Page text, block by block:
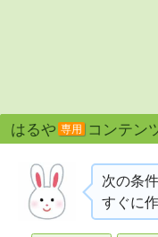
はるや 専用 コンテン
次の条
すぐに